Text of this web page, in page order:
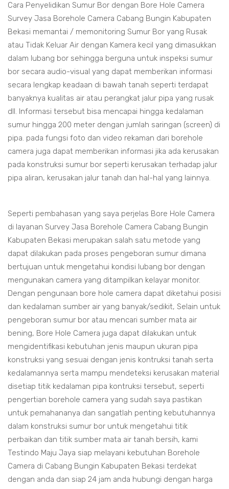
Cara Penyelidikan Sumur Bor dengan Bore Hole Camera
Survey Jasa Borehole Camera Cabang Bungin Kabupaten
Bekasi memantai / memonitoring Sumur Bor yang Rusak
atau Tidak Keluar Air dengan Kamera kecil yang dimasukkan
dalam lubang bor sehingga berguna untuk inspeksi sumur
bor secara audio-visual yang dapat memberikan informasi
secara lengkap keadaan di bawah tanah seperti terdapat
banyaknya kualitas air atau perangkat jalur pipa yang rusak
dll. Informasi tersebut bisa mencapai hingga kedalaman
sumur hingga 200 meter dengan jumlah saringan (screen) di
pipa. pada fungsi foto dan video rekaman dari borehole
camera juga dapat memberikan informasi jika ada kerusakan
pada konstruksi sumur bor seperti kerusakan terhadap jalur
pipa aliran, kerusakan jalur tanah dan hal-hal yang lainnya.
Seperti pembahasan yang saya perjelas Bore Hole Camera
di layanan Survey Jasa Borehole Camera Cabang Bungin
Kabupaten Bekasi merupakan salah satu metode yang
dapat dilakukan pada proses pengeboran sumur dimana
bertujuan untuk mengetahui kondisi lubang bor dengan
mengunakan camera yang ditampilkan kelayar monitor.
Dengan pengunaan bore hole camera dapat diketahui posisi
dan kedalaman sumber air yang banyak/sedikit, Selain untuk
pengeboran sumur bor atau mencari sumber mata air
bening, Bore Hole Camera juga dapat dilakukan untuk
mengidentifikasi kebutuhan jenis maupun ukuran pipa
konstruksi yang sesuai dengan jenis kontruksi tanah serta
kedalamannya serta mampu mendeteksi kerusakan material
disetiap titik kedalaman pipa kontruksi tersebut, seperti
pengertian borehole camera yang sudah saya pastikan
untuk pemahananya dan sangatlah penting kebutuhannya
dalam konstruksi sumur bor untuk mengetahui titik
perbaikan dan titik sumber mata air tanah bersih, kami
Testindo Maju Jaya siap melayani kebutuhan Borehole
Camera di Cabang Bungin Kabupaten Bekasi terdekat
dengan anda dan siap 24 jam anda hubungi dengan harga